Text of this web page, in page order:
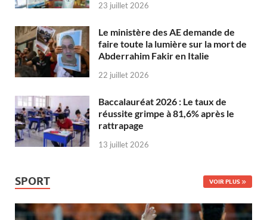
23 juillet 2026
Le ministère des AE demande de
faire toute la lumière sur la mort de
Abderrahim Fakir en Italie
22 juillet 2026
Baccalauréat 2026 : Le taux de
réussite grimpe à 81,6% après le
rattrapage
13 juillet 2026
SPORT VOIR PLUS